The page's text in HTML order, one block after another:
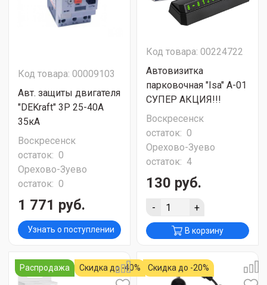
Код товара: 00009103
Авт. защиты двигателя
"DEKraft" 3Р 25-40А
35кА
Воскресенск
остаток: 0
Орехово-Зуево
остаток: 0
1 771 руб.
Узнать о поступлении
Код товара: 00224722
Автовизитка
парковочная "Isa" A-01
СУПЕР АКЦИЯ!!!
Воскресенск
остаток: 0
Орехово-Зуево
остаток: 4
130 руб.
- +
В корзину
Распродажа Скидка до -40% Скидка до -20%